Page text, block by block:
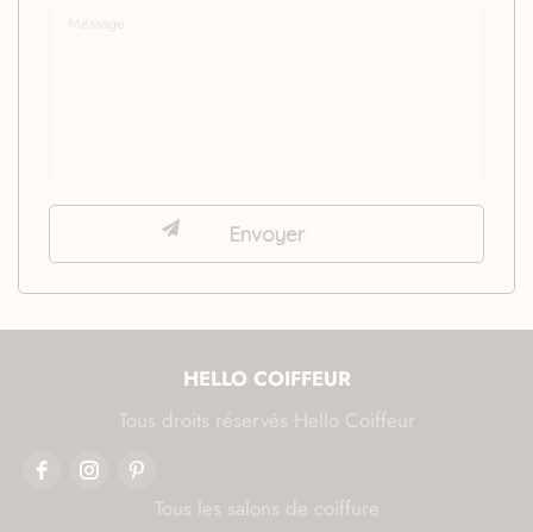
HELLO COIFFEUR
Tous droits réservés Hello Coiffeur
Tous les salons de coiffure